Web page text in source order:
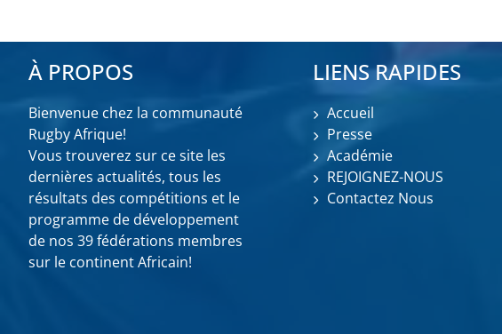
À PROPOS
Bienvenue chez la communauté
Rugby Afrique!
Vous trouverez sur ce site les
dernières actualités, tous les
résultats des compétitions et le
programme de développement
de nos 39 fédérations membres
sur le continent Africain!
LIENS RAPIDES
Accueil
Presse
Académie
REJOIGNEZ-NOUS
Contactez Nous